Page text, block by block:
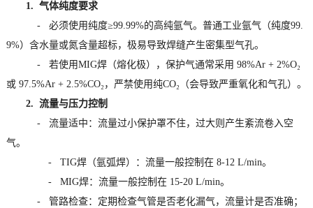
1. 气体纯度要求
- 必须使用纯度≥99.99%的高纯氩气。普通工业氩气（纯度99.
9%）含水量或氮含量超标，极易导致焊缝产生密集型气孔。
- 若使用MIG焊（熔化极），保护气通常采用 98%Ar + 2%O₂
或 97.5%Ar + 2.5%CO₂，严禁使用纯CO₂（会导致严重氧化和气孔）。
2. 流量与压力控制
- 流量适中：流量过小保护罩不住，过大则产生紊流卷入空
气。
- TIG焊（氩弧焊）：流量一般控制在 8-12 L/min。
- MIG焊：流量一般控制在 15-20 L/min。
- 管路检查：定期检查气管是否老化漏气，流量计是否准确；